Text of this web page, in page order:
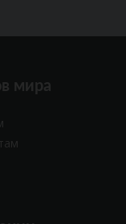
мира